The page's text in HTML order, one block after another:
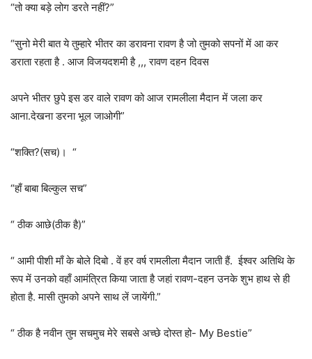
“तो क्या बड़े लोग डरते नहीं?”
“सुनो मेरी बात ये तुम्हारे भीतर का डरावना रावण है जो तुमको सपनों में आ कर
डराता रहता है . आज विजयदशमी है ,,, रावण दहन दिवस
अपने भीतर छुपे इस डर वाले रावण को आज रामलीला मैदान में जला कर
आना.देखना डरना भूल जाओगी”
“शक्ति?(सच)। “
“हाँ बाबा बिल्कुल सच”
“ ठीक आछे(ठीक है)”
“ आमी पीशी माँ के बोले दिबो . वें हर वर्ष रामलीला मैदान जाती हैं. ईश्वर अतिथि के
रूप में उनको वहाँ आमंत्रित किया जाता है जहां रावण-दहन उनके शुभ हाथ से ही
होता है. मासी तुमको अपने साथ लें जायेंगी.”
“ ठीक है नवीन तुम सचमुच मेरे सबसे अच्छे दोस्त हो- My Bestie”